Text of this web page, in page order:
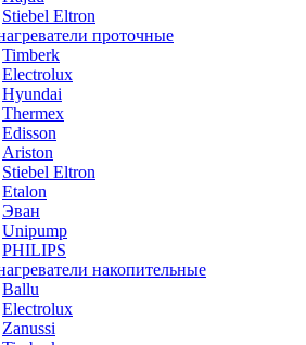
Stiebel Eltron
проточные
Timberk
Electrolux
Hyundai
Thermex
Edisson
Ariston
Stiebel Eltron
Etalon
Эван
Unipump
PHILIPS
накопительные
Ballu
Electrolux
Zanussi